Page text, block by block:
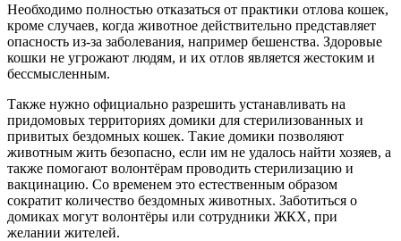
Необходимо полностью отказаться от практики отлова кошек,
кроме случаев, когда животное действительно представляет
опасность из-за заболевания, например бешенства. Здоровые
кошки не угрожают людям, и их отлов является жестоким и
бессмысленным.
Также нужно официально разрешить устанавливать на
придомовых территориях домики для стерилизованных и
привитых бездомных кошек. Такие домики позволяют
животным жить безопасно, если им не удалось найти хозяев, а
также помогают волонтёрам проводить стерилизацию и
вакцинацию. Со временем это естественным образом
сократит количество бездомных животных. Заботиться о
домиках могут волонтёры или сотрудники ЖКХ, при
желании жителей.